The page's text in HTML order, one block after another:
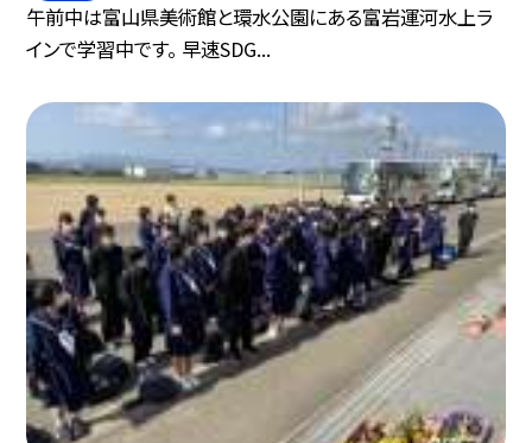
午前中は富山県美術館と環水公園にある富岩運河水上ラ
インで学習中です。 早速SDG...